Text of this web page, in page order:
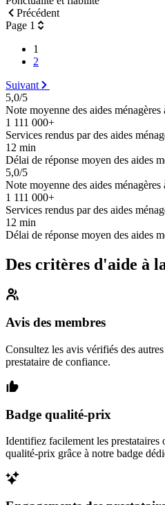
Précédent
Page 1
1
2
Suivant
5,0/5
Note moyenne des aides ménagères
1 111 000+
Services rendus par des aides
12 min
Délai de réponse moyen des aides
5,0/5
Note moyenne des aides ménagères
1 111 000+
Services rendus par des aides
12 min
Délai de réponse moyen des aides
Des critères d'aide à
Avis des membres
Consultez les avis vérifiés des
prestataire de confiance.
Badge qualité-prix
Identifiez facilement les
qualité-prix grâce à notre badge